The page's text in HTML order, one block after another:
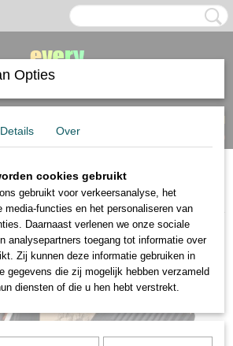
(0)
>opbergen>Art and Go grijs etui voor 72
Opties
Details Over
cookies gebruikt
gebruikt voor verkeersanalyse, het
media-functies en het personaliseren van
Daarnaast verlenen we onze sociale
analysepartners toegang tot informatie over
Zij kunnen deze informatie gebruiken in
gegevens die zij mogelijk hebben verzameld
diensten of die u hen hebt verstrekt.